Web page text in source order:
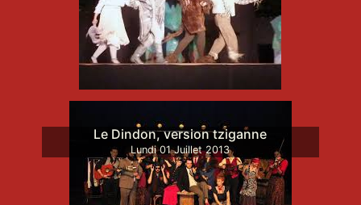
Le Dindon, version tziganne
Lundi 01 Juillet 2013